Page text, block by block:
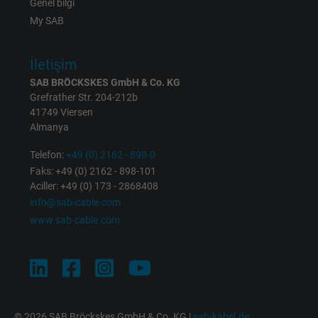
Purpose
Used by Google DoubleClick to register and
report the user's actions on the website
advertising to the user.
Name test_cookie, Google DoubleClick
Expire 15 minutes
Genel bilgi
My SAB
İletişim
SAB BRÖCKSKES GmbH & Co. KG
Grefrather Str. 204-212b
41749 Viersen
Almanya
Telefon:+49 (0) 2162 - 898-0
Faks: +49 (0) 2162 - 898-101
Aciller: +49 (0) 173 - 2868408
info@sab-cable.com
www.sab-cable.com